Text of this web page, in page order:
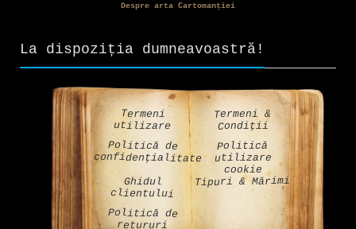
Despre arta Cartomanției
La dispoziția dumneavoastră!
Termeni
utilizare
Termeni &
Condiții
Politică de
confidențialitate
Politică
utilizare
cookie
Ghidul
clientului
Tipuri & Mărimi
Politică de
retururi